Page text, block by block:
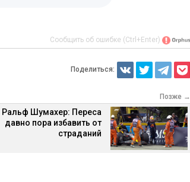
Сообщить об ошибке (Ctrl+Enter)
Поделиться:
Позже →
Ральф Шумахер: Переса
давно пора избавить от
страданий